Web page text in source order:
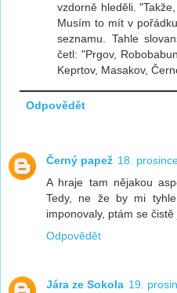
vzdorně hleděli.
Musím to mít v
seznamu. Tahle
četl: "Prgov,
Keprtov, Masakov,
Odpovědět
Černý papež 18.
A hraje tam nějakou
Tedy, ne že by mi
imponovaly, ptám se
Odpovědět
Jára ze Sokola 19.